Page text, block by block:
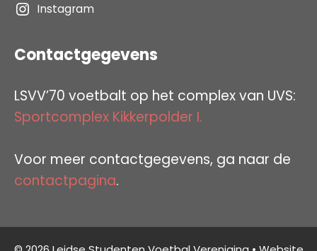
Instagram
Contactgegevens
LSVV’70 voetbalt op het complex van UVS:
Sportcomplex Kikkerpolder I.
Voor meer contactgegevens, ga naar de
contactpagina.